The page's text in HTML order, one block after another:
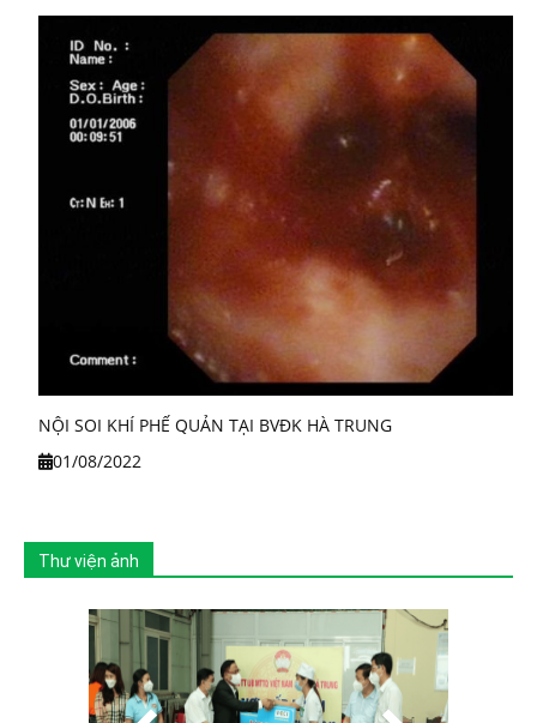
NỘI SOI KHÍ PHẾ QUẢN TẠI BVĐK HÀ TRUNG
01/08/2022
Thư viện ảnh